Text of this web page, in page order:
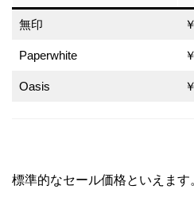
無印
Paperwhite
Oasis
標準的なセール価格といえます